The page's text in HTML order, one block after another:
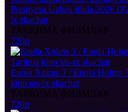
Premyera Uzbek tilida 2026
ix skachat
ТАРЖИМА ФИЛМЛАР
720p
Enola Xolms 3 / Enola Holms
kino tas-ix skachat
ТАРЖИМА ФИЛМЛАР
720p